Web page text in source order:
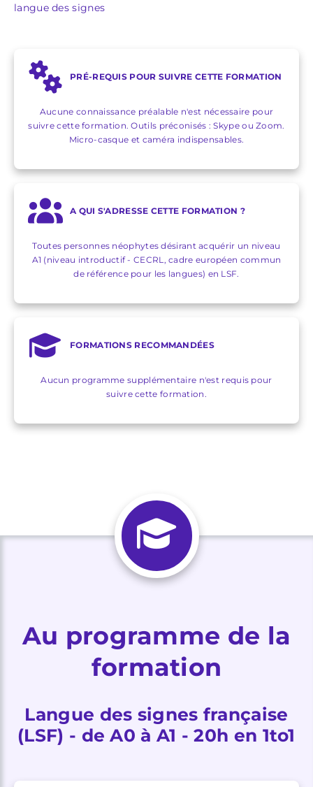
langue des signes
PRÉ-REQUIS POUR SUIVRE CETTE FORMATION
Aucune connaissance préalable n'est nécessaire pour
suivre cette formation. Outils préconisés : Skype ou Zoom.
Micro-casque et caméra indispensables.
A QUI S'ADRESSE CETTE FORMATION ?
Toutes personnes néophytes désirant acquérir un niveau
A1 (niveau introductif - CECRL, cadre européen commun
de référence pour les langues) en LSF.
FORMATIONS RECOMMANDÉES
Aucun programme supplémentaire n'est requis pour
suivre cette formation.
Au programme de la
formation
Langue des signes française
(LSF) - de A0 à A1 - 20h en 1to1